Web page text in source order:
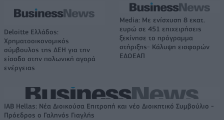
Deloitte Ελλάδος:
Χρηματοοικονομικός
σύμβουλος της ΔΕΗ για την
είσοδο στην πολωνική αγορά
ενέργειας
Media: Με ενίσχυση 8 εκατ.
ευρώ σε 451 επιχειρήσεις
ξεκίνησε το πρόγραμμα
στήριξης- Κάλυψη εισφορών
ΕΔΟΕΑΠ
IAB Hellas: Νέα Διοικούσα Επιτροπή και νέο Διοικητικό Συμβούλιο -
Πρόεδρος ο Γαληνός Γιαγλής